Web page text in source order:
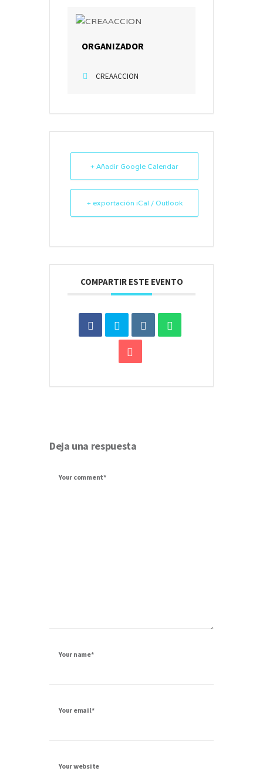
ORGANIZADOR
CREAACCION
+ Añadir Google Calendar
+ exportación iCal / Outlook
COMPARTIR ESTE EVENTO
Deja una respuesta
Your comment*
Your name*
Your email*
Your website